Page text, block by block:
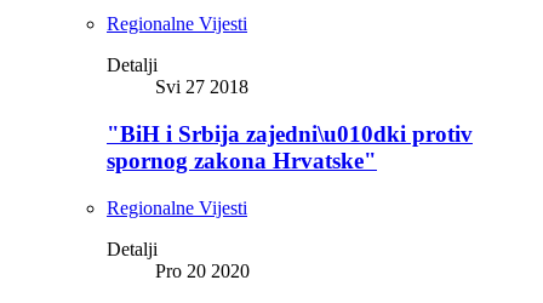
Regionalne Vijesti
Detalji
Svi 27 2018
"BiH i Srbija zajedni\u010dki protiv
spornog zakona Hrvatske"
Regionalne Vijesti
Detalji
Pro 20 2020